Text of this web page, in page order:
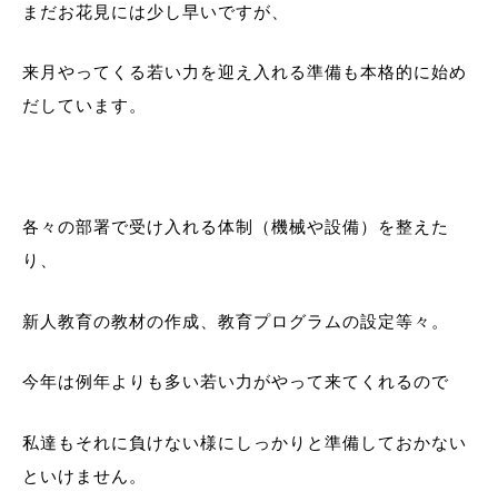
まだお花見には少し早いですが、
来月やってくる若い力を迎え入れる準備も本格的に始め
だしています。
各々の部署で受け入れる体制（機械や設備）を整えた
り、
新人教育の教材の作成、教育プログラムの設定等々。
今年は例年よりも多い若い力がやって来てくれるので
私達もそれに負けない様にしっかりと準備しておかない
といけません。